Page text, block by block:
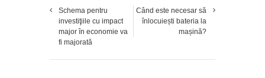
Schema pentru
investiţiile cu impact
major în economie va
fi majorată
Când este necesar să
înlocuiești bateria la
mașină?